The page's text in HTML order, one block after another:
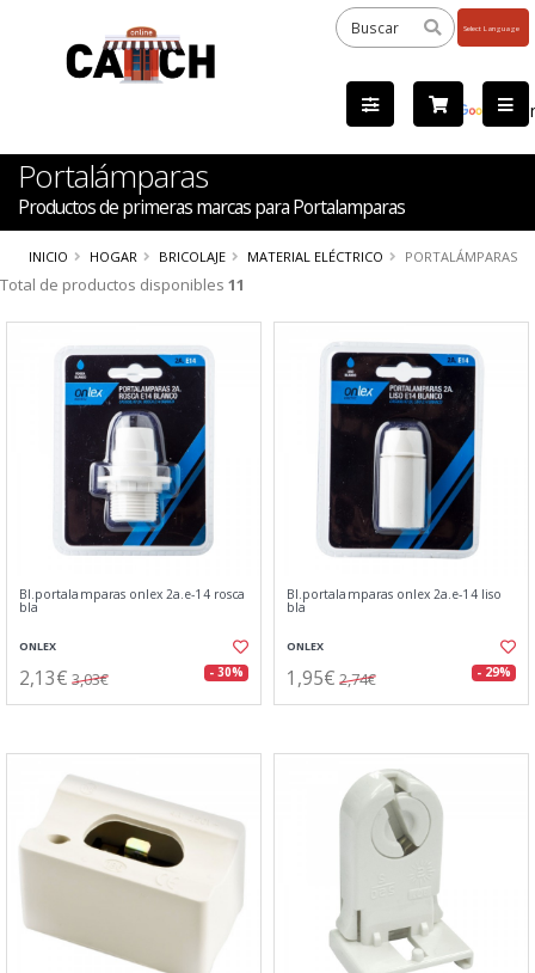
by
Portalámparas
Productos de primeras marcas para Portalamparas
INICIO HOGAR BRICOLAJE MATERIAL ELÉCTRICO PORTALÁMPARAS
Total de productos disponibles 11
Bl.portalamparas onlex 2a.e-14 rosca
bla
ONLEX
2,13€ 3,03€ - 30%
Bl.portalamparas onlex 2a.e-14 liso
bla
ONLEX
1,95€ 2,74€ - 29%